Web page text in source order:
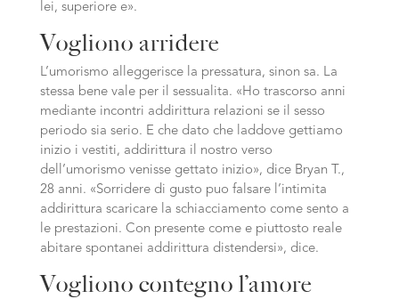
lei, superiore e».
Vogliono arridere
L’umorismo alleggerisce la pressatura, sinon sa. La
stessa bene vale per il sessualita. «Ho trascorso anni
mediante incontri addirittura relazioni se il sesso
periodo sia serio. E che dato che laddove gettiamo
inizio i vestiti, addirittura il nostro verso
dell’umorismo venisse gettato inizio», dice Bryan T.,
28 anni. «Sorridere di gusto puo falsare l’intimita
addirittura scaricare la schiacciamento come sento a
le prestazioni. Con presente come e piuttosto reale
abitare spontanei addirittura distendersi», dice.
Vogliono contegno l’amore